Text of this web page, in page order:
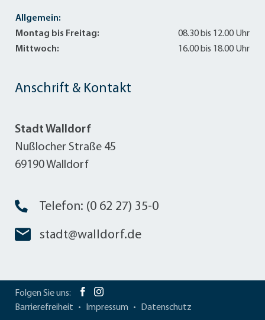
Anschrift & Kontakt
Stadt Walldorf
Nußlocher Straße 45
69190 Walldorf
Telefon: (0 62 27) 35-0
stadt@walldorf.de
Allgemein:
Montag bis Freitag:
08.30 bis 12.00 Uhr
Mittwoch:
16.00 bis 18.00 Uhr
Folgen Sie uns:
Barrierefreiheit
Impressum Datenschutz